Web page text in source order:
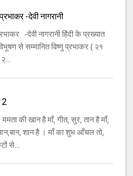
-देवी नागरानी
-देवी नागरानी हिंदी के प्रख्यात
से सम्मानित विष्णु प्रभाकर ( २१
2
की खान है माँ, गीत, सुर, तान है माँ,
शान है । माँ का शुभ आँचल तो,
से...